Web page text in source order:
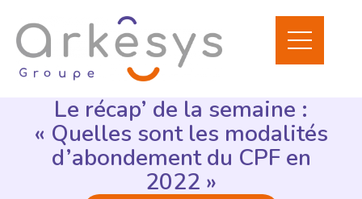
Le récap’ de la semaine :
« Quelles sont les modalités
d’abondement du CPF en
2022 »